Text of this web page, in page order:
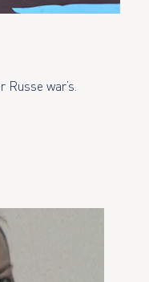
war’s.